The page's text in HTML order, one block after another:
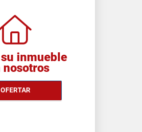
inmueble
nosotros
OFERTAR